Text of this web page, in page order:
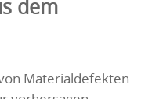
dem
Materialdefekten